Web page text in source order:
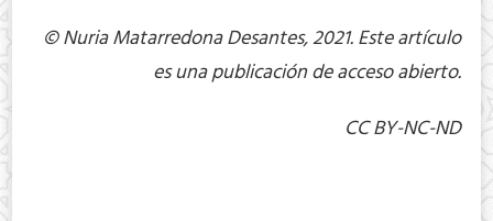
© Nuria Matarredona Desantes, 2021. Este artículo
es una publicación de acceso abierto.
CC BY-NC-ND